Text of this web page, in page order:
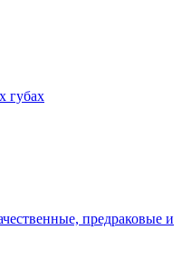
губах
предраковые и